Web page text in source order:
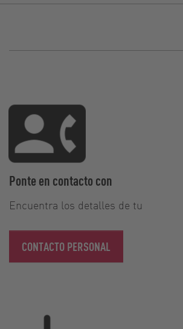
Ponte en contacto con
Encuentra los detalles de tu
CONTACTO PERSONAL